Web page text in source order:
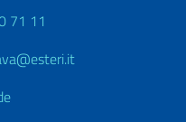
71 11